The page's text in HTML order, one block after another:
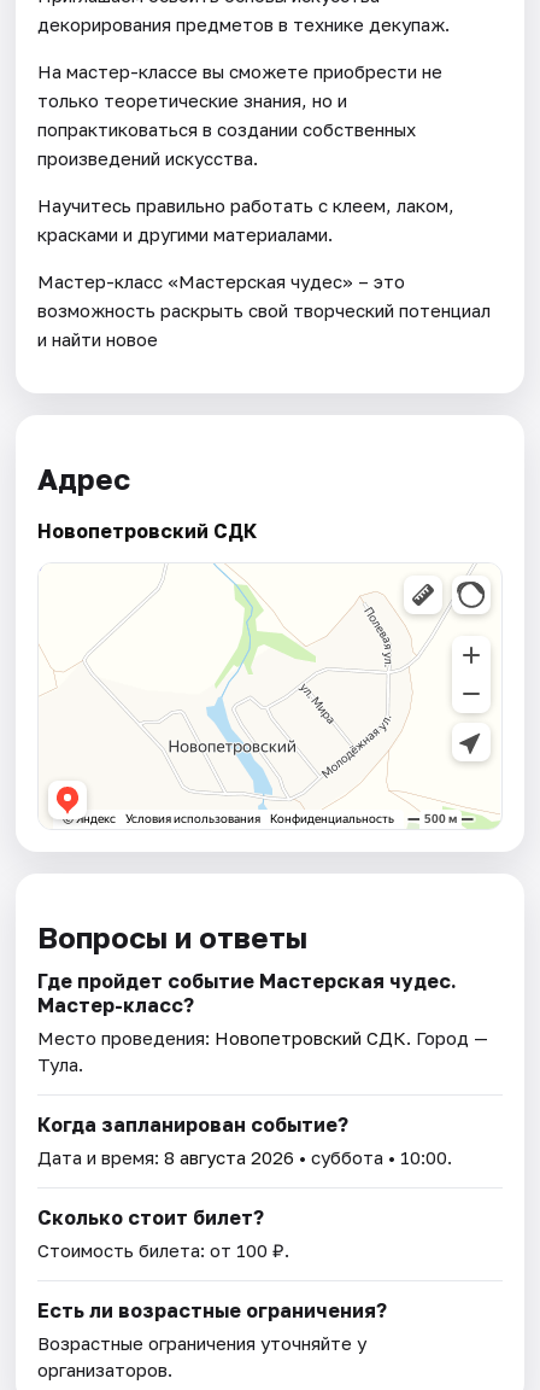
декорирования предметов в технике декупаж.
На мастер-классе вы сможете приобрести не
только теоретические знания, но и
попрактиковаться в создании собственных
произведений искусства.
Научитесь правильно работать с клеем, лаком,
красками и другими материалами.
Мастер-класс «Мастерская чудес» – это
возможность раскрыть свой творческий потенциал
и найти новое
Адрес
Новопетровский СДК
Вопросы и ответы
Где пройдет событие Мастерская чудес.
Мастер-класс?
Место проведения: Новопетровский СДК. Город —
Тула.
Когда запланирован событие?
Дата и время:8 августа 2026 • суббота • 10:00.
Сколько стоит билет?
Стоимость билета: от 100 ₽.
Есть ли возрастные ограничения?
Возрастные ограничения уточняйте у
организаторов.